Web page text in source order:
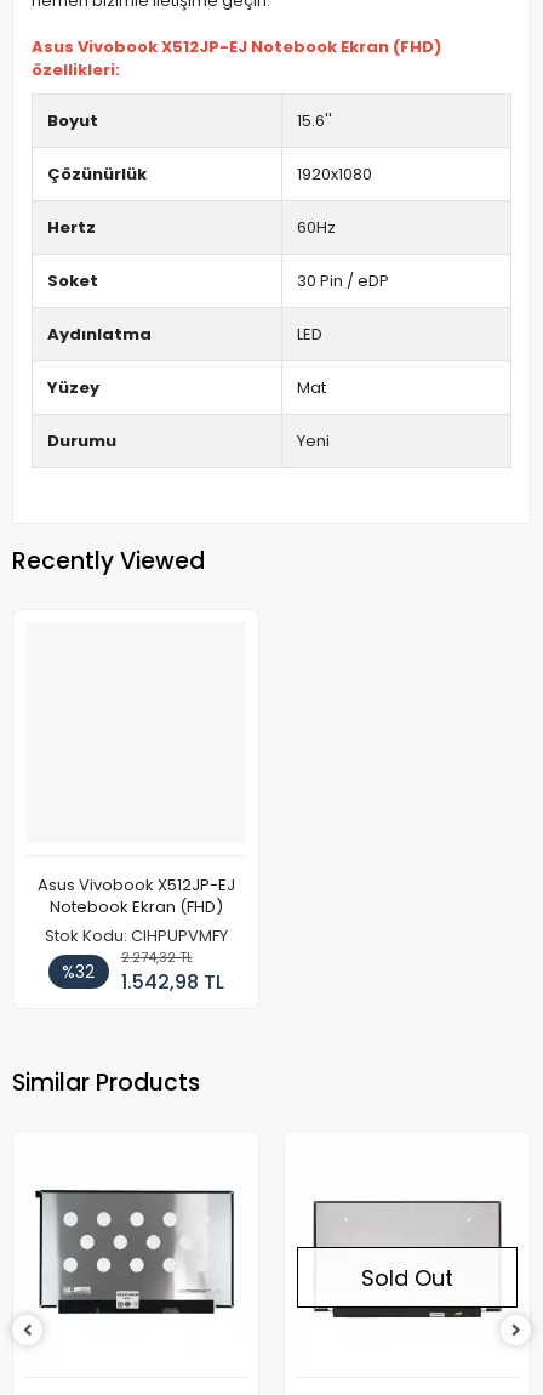
Asus Vivobook X512JP-EJ Notebook Ekran (FHD)
özellikleri:
Boyut 15.6''
Çözünürlük 1920x1080
Hertz 60Hz
Soket 30 Pin / eDP
Aydınlatma LED
Yüzey Mat
Durumu Yeni
Recently Viewed
Asus Vivobook X512JP-EJ
Notebook Ekran (FHD)
Stok Kodu: CIHPUPVMFY
%32
2.274,32 TL
1.542,98 TL
Similar Products